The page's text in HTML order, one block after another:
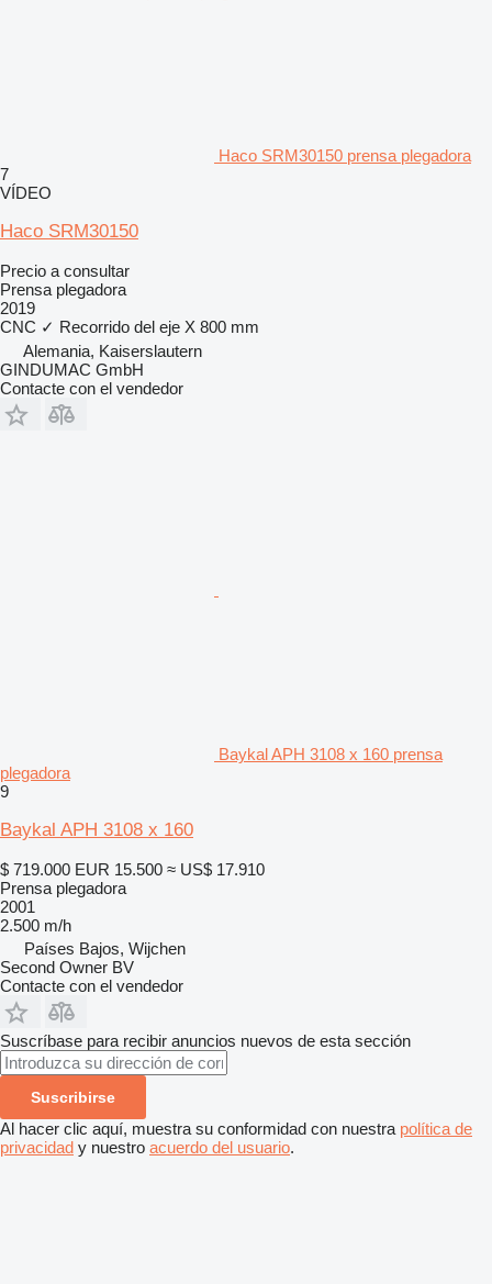
Haco SRM30150 prensa plegadora
7
VÍDEO
Haco SRM30150
Precio a consultar
Prensa plegadora
2019
CNC ✓ Recorrido del eje X 800 mm
Alemania, Kaiserslautern
GINDUMAC GmbH
Contacte con el vendedor
Baykal APH 3108 x 160 prensa
plegadora
9
Baykal APH 3108 x 160
$ 719.000 EUR 15.500 ≈ US$ 17.910
Prensa plegadora
2001
2.500 m/h
Países Bajos, Wijchen
Second Owner BV
Contacte con el vendedor
Suscríbase para recibir anuncios nuevos de esta sección
Suscribirse
Al hacer clic aquí, muestra su conformidad con nuestra política de
privacidad y nuestro acuerdo del usuario.